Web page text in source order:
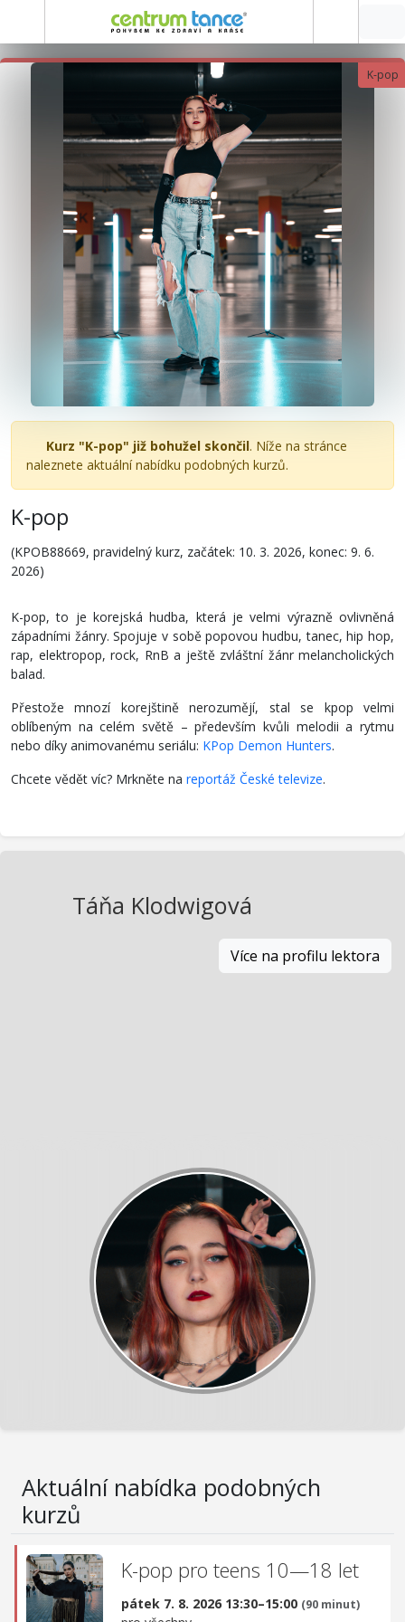
K-pop
Kurz "K-pop" již bohužel skončil. Níže na stránce
naleznete aktuální nabídku podobných kurzů.
K-pop
(KPOB88669, pravidelný kurz, začátek: 10. 3. 2026, konec: 9. 6.
2026)
K-pop, to je korejská hudba, která je velmi výrazně ovlivněná
západními žánry. Spojuje v sobě popovou hudbu, tanec, hip hop,
rap, elektropop, rock, RnB a ještě zvláštní žánr melancholických
balad.
Přestože mnozí korejštině nerozumějí, stal se kpop velmi
oblíbeným na celém světě – především kvůli melodii a rytmu
nebo díky animovanému seriálu: KPop Demon Hunters.
Chcete vědět víc? Mrkněte na reportáž České televize.
Táňa Klodwigová
Více na profilu lektora
Aktuální nabídka podobných
kurzů
K-pop pro teens 10—18 let
pátek 7. 8. 2026 13:30–15:00 (90 minut)